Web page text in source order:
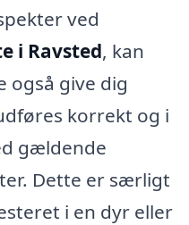
ved
i Ravsted, kan
også give dig
korrekt og i
gældende
Dette er særligt
i en dyr eller